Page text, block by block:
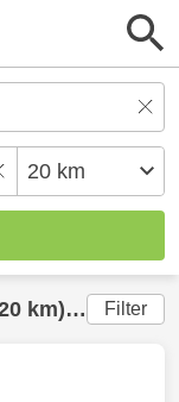
km) gefunden Filter